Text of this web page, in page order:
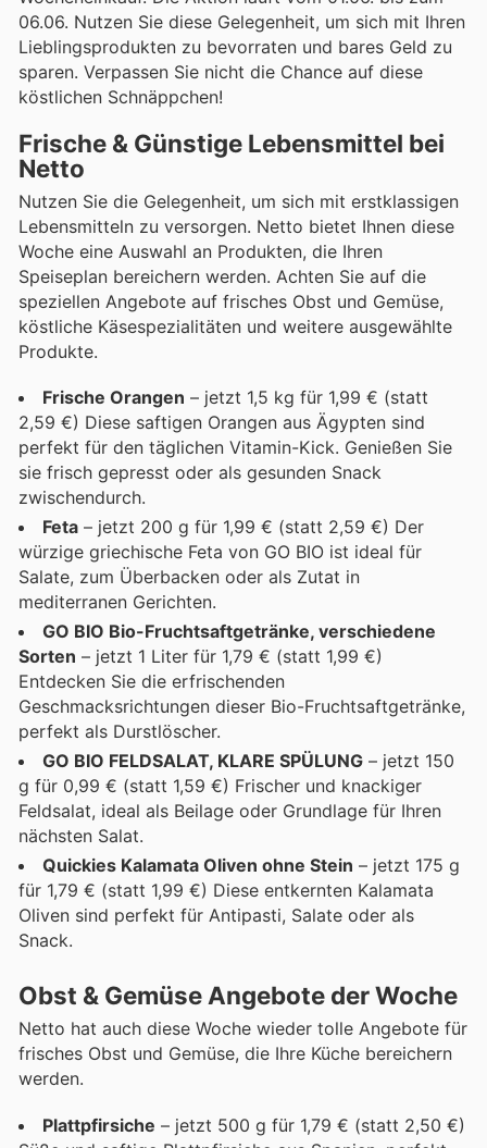
06.06. Nutzen Sie diese Gelegenheit, um sich mit Ihren
Lieblingsprodukten zu bevorraten und bares Geld zu
sparen. Verpassen Sie nicht die Chance auf diese
köstlichen Schnäppchen!
Frische & Günstige Lebensmittel bei
Netto
Nutzen Sie die Gelegenheit, um sich mit erstklassigen
Lebensmitteln zu versorgen. Netto bietet Ihnen diese
Woche eine Auswahl an Produkten, die Ihren
Speiseplan bereichern werden. Achten Sie auf die
speziellen Angebote auf frisches Obst und Gemüse,
köstliche Käsespezialitäten und weitere ausgewählte
Produkte.
Frische Orangen – jetzt 1,5 kg für 1,99 € (statt
2,59 €) Diese saftigen Orangen aus Ägypten sind
perfekt für den täglichen Vitamin-Kick. Genießen Sie
sie frisch gepresst oder als gesunden Snack
zwischendurch.
Feta – jetzt 200 g für 1,99 € (statt 2,59 €) Der
würzige griechische Feta von GO BIO ist ideal für
Salate, zum Überbacken oder als Zutat in
mediterranen Gerichten.
GO BIO Bio-Fruchtsaftgetränke, verschiedene
Sorten – jetzt 1 Liter für 1,79 € (statt 1,99 €)
Entdecken Sie die erfrischenden
Geschmacksrichtungen dieser Bio-Fruchtsaftgetränke,
perfekt als Durstlöscher.
GO BIO FELDSALAT, KLARE SPÜLUNG – jetzt 150
g für 0,99 € (statt 1,59 €) Frischer und knackiger
Feldsalat, ideal als Beilage oder Grundlage für Ihren
nächsten Salat.
Quickies Kalamata Oliven ohne Stein – jetzt 175 g
für 1,79 € (statt 1,99 €) Diese entkernten Kalamata
Oliven sind perfekt für Antipasti, Salate oder als
Snack.
Obst & Gemüse Angebote der Woche
Netto hat auch diese Woche wieder tolle Angebote für
frisches Obst und Gemüse, die Ihre Küche bereichern
werden.
Plattpfirsiche – jetzt 500 g für 1,79 € (statt 2,50 €)